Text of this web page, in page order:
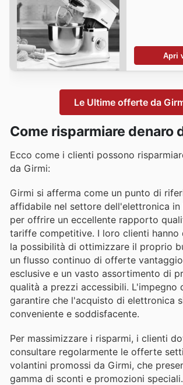
Apri
Le Ultime offerte da
Come risparmiare denaro
Ecco come i clienti possono
da Girmi:
Girmi si afferma come un punto di
affidabile nel settore dell'elettronica in
per offrire un eccellente rapporto
tariffe competitive. I loro clienti hanno
la possibilità di ottimizzare il proprio
un flusso continuo di offerte
esclusive e un vasto assortimento di
qualità a prezzi accessibili. L'impegno
garantire che l'acquisto di elettronica
conveniente e soddisfacente.
Per massimizzare i risparmi, i clienti
consultare regolarmente le offerte
volantini promossi da Girmi, che
gamma di sconti e promozioni